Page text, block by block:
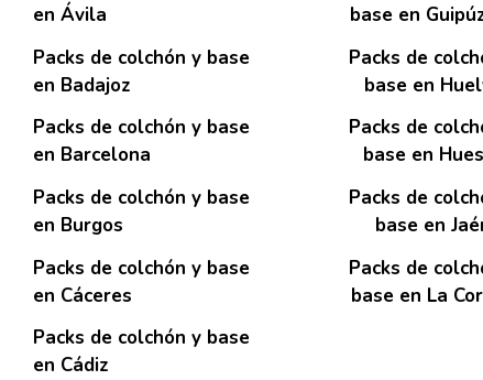
en Ávila
Packs de colchón y base
en Badajoz
Packs de colchón y base
en Barcelona
Packs de colchón y base
en Burgos
Packs de colchón y base
en Cáceres
Packs de colchón y base
en Cádiz
base en
Packs de
base en
Packs de
base en
Packs de
base en
Packs de
base en La